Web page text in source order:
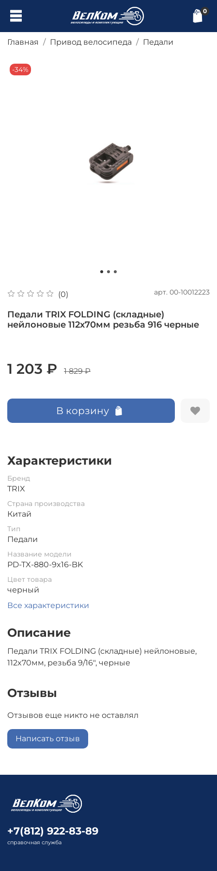
0
Главная Привод велосипеда Педали
-34%
(0) арт. 00-10012223
Педали TRIX FOLDING (складные)
нейлоновые 112x70мм резьба 916 черные
1 203 ₽ 1 829 ₽
В корзину
Характеристики
Бренд
TRIX
Страна производства
Китай
Тип
Педали
Название модели
PD-TX-880-9x16-BK
Цвет товара
черный
Все характеристики
Описание
Педали TRIX FOLDING (складные) нейлоновые,
112x70мм, резьба 9/16", черные
Отзывы
Отзывов еще никто не оставлял
Написать отзыв
+7(812) 922-83-89
справочная служба